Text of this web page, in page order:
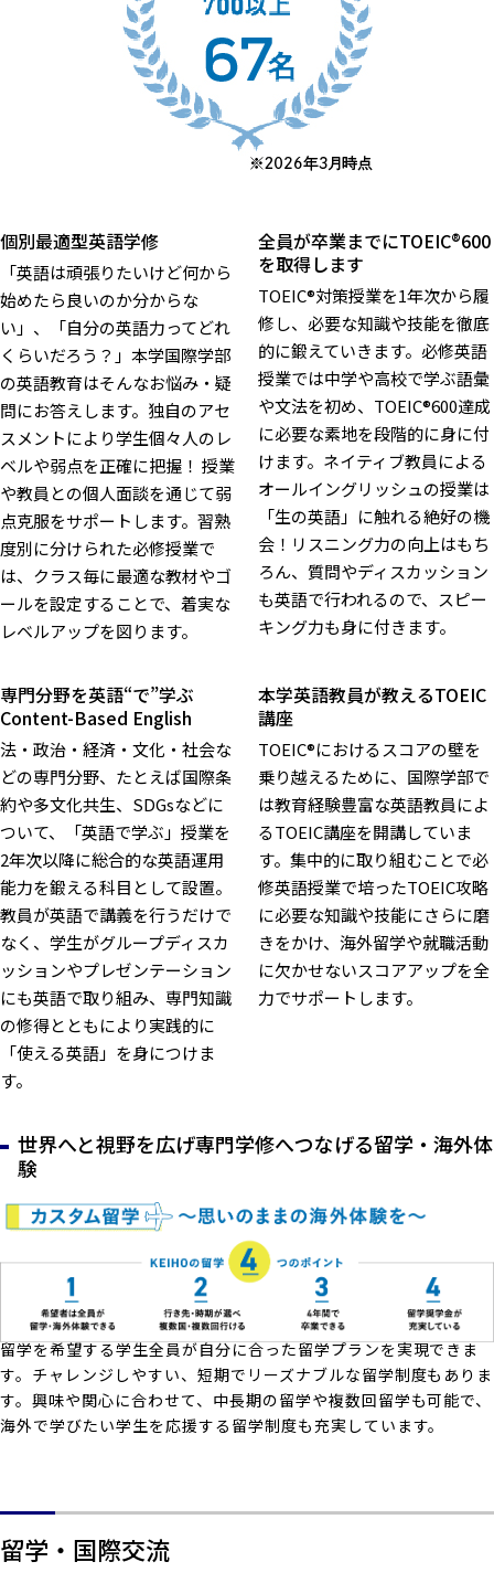
個別最適型英語学修
「英語は頑張りたいけど何から
始めたら良いのか分からな
い」、「自分の英語力ってどれ
くらいだろう？」本学国際学部
の英語教育はそんなお悩み・疑
問にお答えします。独自のアセ
スメントにより学生個々人のレ
ベルや弱点を正確に把握！ 授業
や教員との個人面談を通じて弱
点克服をサポートします。習熟
度別に分けられた必修授業で
は、クラス毎に最適な教材やゴ
ールを設定することで、着実な
レベルアップを図ります。
全員が卒業までにTOEIC®600
を取得します
TOEIC®対策授業を1年次から履
修し、必要な知識や技能を徹底
的に鍛えていきます。必修英語
授業では中学や高校で学ぶ語彙
や文法を初め、TOEIC®600達成
に必要な素地を段階的に身に付
けます。ネイティブ教員による
オールイングリッシュの授業は
「生の英語」に触れる絶好の機
会！リスニング力の向上はもち
ろん、質問やディスカッション
も英語で行われるので、スピー
キング力も身に付きます。
専門分野を英語“で”学ぶ
Content-Based English
法・政治・経済・文化・社会な
どの専門分野、たとえば国際条
約や多文化共生、SDGsなどに
ついて、「英語で学ぶ」授業を
2年次以降に総合的な英語運用
能力を鍛える科目として設置。
教員が英語で講義を行うだけで
なく、学生がグループディスカ
ッションやプレゼンテーション
にも英語で取り組み、専門知識
の修得とともにより実践的に
「使える英語」を身につけま
す。
本学英語教員が教えるTOEIC
講座
TOEIC®におけるスコアの壁を
乗り越えるために、国際学部で
は教育経験豊富な英語教員によ
るTOEIC講座を開講していま
す。集中的に取り組むことで必
修英語授業で培ったTOEIC攻略
に必要な知識や技能にさらに磨
きをかけ、海外留学や就職活動
に欠かせないスコアアップを全
力でサポートします。
世界へと視野を広げ専門学修へつなげる留学・海外体
験
留学を希望する学生全員が自分に合った留学プランを実現できま
す。チャレンジしやすい、短期でリーズナブルな留学制度もありま
す。興味や関心に合わせて、中長期の留学や複数回留学も可能で、
海外で学びたい学生を応援する留学制度も充実しています。
留学・国際交流